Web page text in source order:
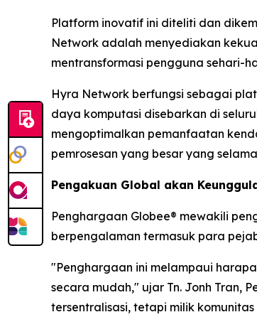
Platform inovatif ini diteliti dan
Network adalah menyediakan
mentransformasi pengguna sehari-
Hyra Network berfungsi sebagai
daya komputasi disebarkan di
mengoptimalkan pemanfaatan
pemrosesan yang besar yang
Pengakuan Global akan
Penghargaan Globee® mewakili
berpengalaman termasuk para
"Penghargaan ini melampaui
secara mudah," ujar Tn. Jonh Tran,
tersentralisasi, tetapi milik